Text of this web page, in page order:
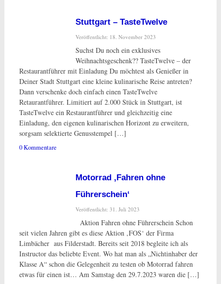
Stuttgart – TasteTwelve
Veröffentlicht: 18. November 2023
Suchst Du noch ein exklusives
Weihnachtsgeschenk?? TasteTwelve – der
Restaurantführer mit Einladung Du möchtest als Genießer in
Deiner Stadt Stuttgart eine kleine kulinarische Reise antreten?
Dann verschenke doch einfach einen TasteTwelve
Retaurantführer. Limitiert auf 2.000 Stück in Stuttgart, ist
TasteTwelve ein Restaurantführer und gleichzeitig eine
Einladung, den eigenen kulinarischen Horizont zu erweitern,
sorgsam selektierte Genusstempel […]
0 Kommentare
Motorrad ‚Fahren ohne
Führerschein‘
Veröffentlicht: 31. Juli 2023
Aktion Fahren ohne Führerschein Schon
seit vielen Jahren gibt es diese Aktion ‚FOS‘ der Firma
Limbächer aus Filderstadt. Bereits seit 2018 begleite ich als
Instructor das beliebte Event. Wo hat man als „Nichtinhaber der
Klasse A“ schon die Gelegenheit zu testen ob Motorrad fahren
etwas für einen ist… Am Samstag den 29.7.2023 waren die […]